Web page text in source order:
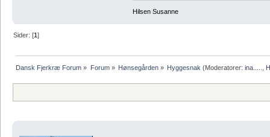
Hilsen Susanne
Sider: [1]
Dansk Fjerkræ Forum » Forum» Hønsegården» Hyggesnak (Moderatorer:ina.....,